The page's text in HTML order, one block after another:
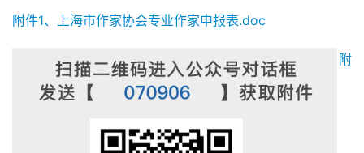
附件1、上海市作家协会专业作家申报表.doc
附